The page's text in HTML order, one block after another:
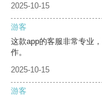
2025-10-15
游客
这款app的客服非常专业
作。
2025-10-15
游客